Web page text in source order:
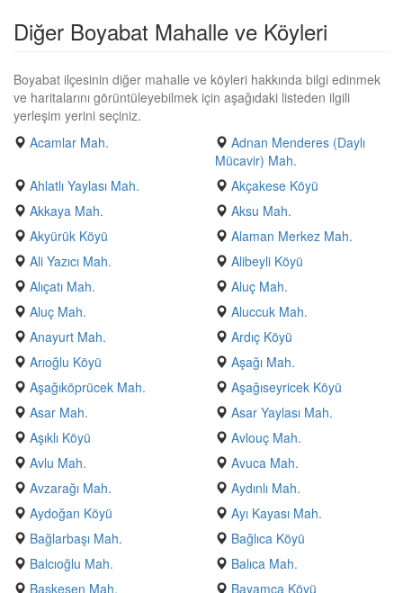
Diğer Boyabat Mahalle ve Köyleri
Boyabat ilçesinin diğer mahalle ve köyleri hakkında bilgi edinmek
ve haritalarını görüntüleyebilmek için aşağıdaki listeden ilgili
yerleşim yerini seçiniz.
Acamlar Mah.
Adnan Menderes (Daylı
Mücavir) Mah.
Ahlatlı Yaylası Mah.
Akçakese Köyü
Akkaya Mah.
Aksu Mah.
Akyürük Köyü
Alaman Merkez Mah.
Ali Yazıcı Mah.
Alibeyli Köyü
Alıçatı Mah.
Aluç Mah.
Aluç Mah.
Aluccuk Mah.
Anayurt Mah.
Ardıç Köyü
Arıoğlu Köyü
Aşağı Mah.
Aşağıköprücek Mah.
Aşağıseyricek Köyü
Asar Mah.
Asar Yaylası Mah.
Aşıklı Köyü
Avlouç Mah.
Avlu Mah.
Avuca Mah.
Avzarağı Mah.
Aydınlı Mah.
Aydoğan Köyü
Ayı Kayası Mah.
Bağlarbaşı Mah.
Bağlıca Köyü
Balcıoğlu Mah.
Balıca Mah.
Başkesen Mah.
Bayamca Köyü